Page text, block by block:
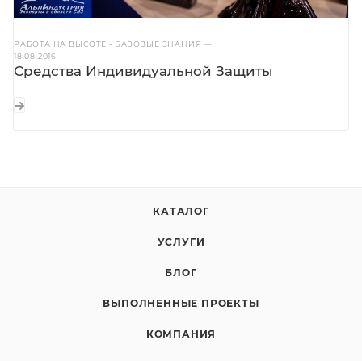
РАБОТА НА ВЫСОТЕ - БАЗОВЫЕ ЗНАНИЯ—
18.08.2016
Средства Индивидуальной Защиты
КАТАЛОГ
УСЛУГИ
БЛОГ
ВЫПОЛНЕННЫЕ ПРОЕКТЫ
КОМПАНИЯ